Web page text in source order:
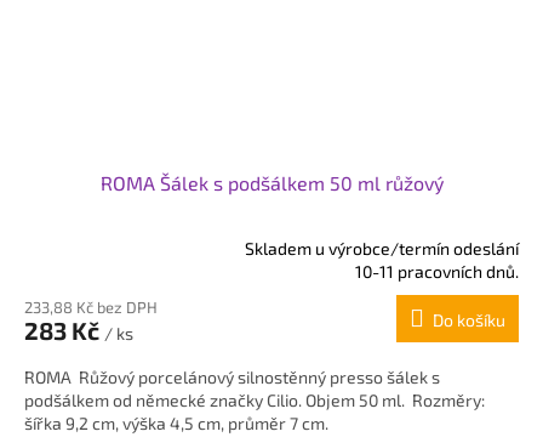
ROMA Šálek s podšálkem 50 ml růžový
produktu
je
z
5
hvězdiček.
Skladem u výrobce/termín odeslání
10-11 pracovních dnů.
233,88 Kč bez DPH
283 Kč / ks
Do košíku
ROMA Růžový porcelánový silnostěnný presso šálek s
podšálkem od německé značky Cilio. Objem 50 ml. Rozměry:
šířka 9,2 cm, výška 4,5 cm, průměr 7 cm.